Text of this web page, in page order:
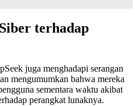
terhadap
juga menghadapi serangan
mengumumkan bahwa mereka
sementara waktu akibat
perangkat lunaknya.